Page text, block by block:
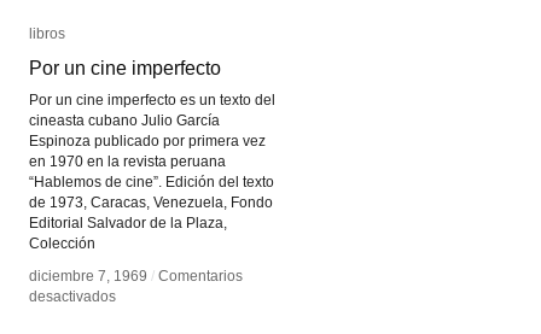
libros
Por un cine imperfecto
Por un cine imperfecto es un texto del
cineasta cubano Julio García
Espinoza publicado por primera vez
en 1970 en la revista peruana
“Hablemos de cine”. Edición del texto
de 1973, Caracas, Venezuela, Fondo
Editorial Salvador de la Plaza,
Colección
diciembre 7, 1969 / Comentarios
desactivadosen
libros
Por un cine imperfecto
diciembre 7, 1969 / Comentarios
desactivadosen